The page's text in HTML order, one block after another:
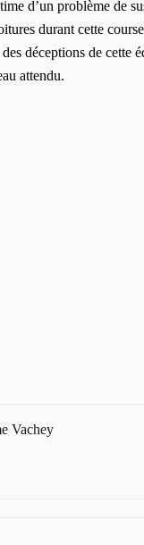
d’un problème de
durant cette
déceptions de cette
attendu.
Vachey